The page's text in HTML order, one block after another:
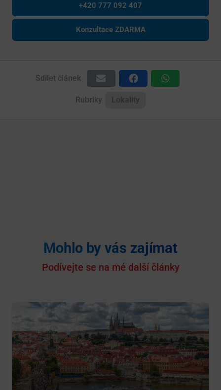
+420 777 092 407
Konzultace ZDARMA
Sdílet článek
Rubriky
Mohlo by vás zajímat
Podívejte se na mé další články